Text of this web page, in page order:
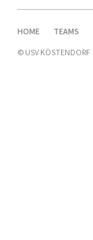
NAVIGATION
HOME TEAMS
© USV KÖSTENDORF